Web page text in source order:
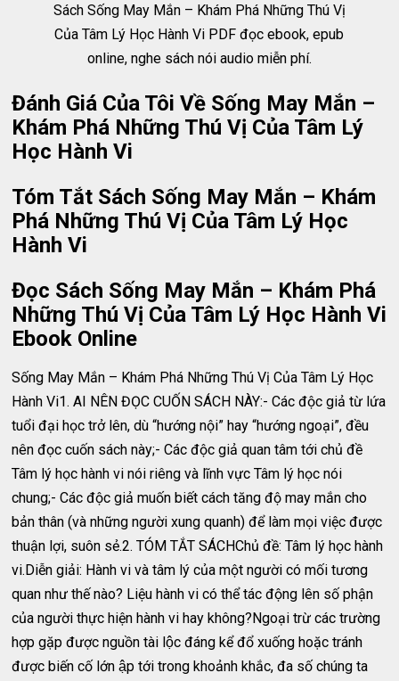
Sách Sống May Mắn – Khám Phá Những Thú Vị
Của Tâm Lý Học Hành Vi PDF đọc ebook, epub
online, nghe sách nói audio miễn phí.
Đánh Giá Của Tôi Về Sống May Mắn –
Khám Phá Những Thú Vị Của Tâm Lý
Học Hành Vi
Tóm Tắt Sách Sống May Mắn – Khám
Phá Những Thú Vị Của Tâm Lý Học
Hành Vi
Đọc Sách Sống May Mắn – Khám Phá
Những Thú Vị Của Tâm Lý Học Hành Vi
Ebook Online
Sống May Mắn – Khám Phá Những Thú Vị Của Tâm Lý Học
Hành Vi1. AI NÊN ĐỌC CUỐN SÁCH NÀY:- Các độc giả từ lứa
tuổi đại học trở lên, dù “hướng nội” hay “hướng ngoại”, đều
nên đọc cuốn sách này;- Các độc giả quan tâm tới chủ đề
Tâm lý học hành vi nói riêng và lĩnh vực Tâm lý học nói
chung;- Các độc giả muốn biết cách tăng độ may mắn cho
bản thân (và những người xung quanh) để làm mọi việc được
thuận lợi, suôn sẻ.2. TÓM TẮT SÁCHChủ đề: Tâm lý học hành
vi.Diễn giải: Hành vi và tâm lý của một người có mối tương
quan như thế nào? Liệu hành vi có thể tác động lên số phận
của người thực hiện hành vi hay không?Ngoại trừ các trường
hợp gặp được nguồn tài lộc đáng kể đổ xuống hoặc tránh
được biến cố lớn ập tới trong khoảnh khắc, đa số chúng ta